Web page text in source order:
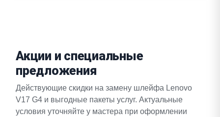
Акции и специальные
предложения
Действующие скидки на замену шлейфа Lenovo
V17 G4 и выгодные пакеты услуг. Актуальные
условия уточняйте у мастера при оформлении